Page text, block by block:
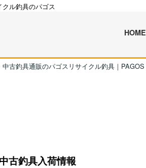
ル釣具のパゴス
HOME
古釣具通販のパゴスリサイクル釣具｜PAGOS
古釣具入荷情報